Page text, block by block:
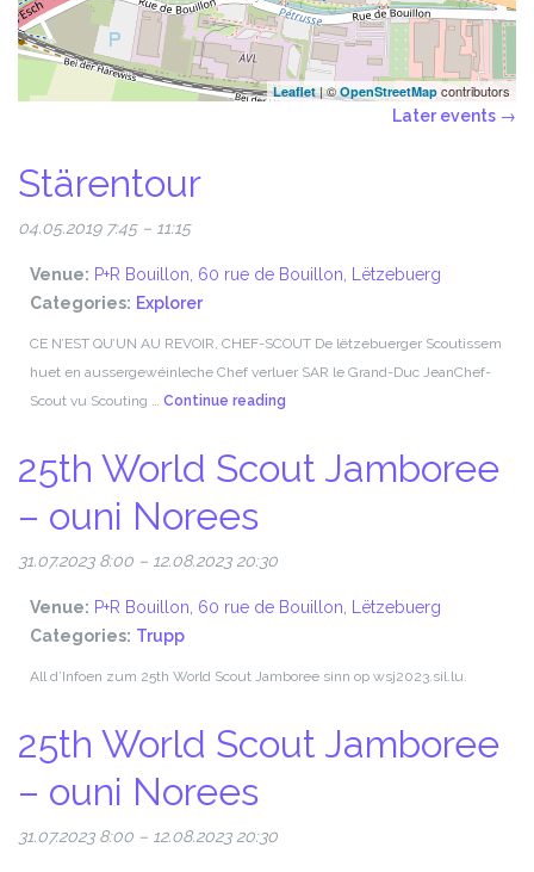
Leaflet| ©OpenStreetMap contributors
Later events →
Stärentour
04.05.2019 7:45– 11:15
Venue: P+R Bouillon, 60 rue de Bouillon, Lëtzebuerg
Categories: Explorer
CE N’EST QU’UN AU REVOIR, CHEF-SCOUT De lëtzebuerger Scoutissem
huet en aussergewéinleche Chef verluer SAR le Grand-Duc JeanChef-
Scout vu Scouting … Continue reading
25th World Scout Jamboree
– ouni Norees
31.07.2023 8:00 – 12.08.2023 20:30
Venue: P+R Bouillon, 60 rue de Bouillon, Lëtzebuerg
Categories: Trupp
All d’Infoen zum 25th World Scout Jamboree sinn op wsj2023.sil.lu.
25th World Scout Jamboree
– ouni Norees
31.07.2023 8:00 – 12.08.2023 20:30